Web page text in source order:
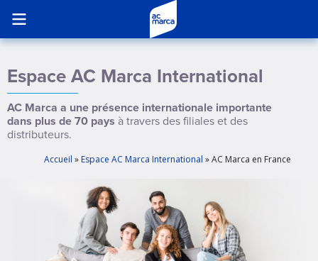
Espace AC Marca International
AC Marca a une présence internationale importante
dans plus de 70 pays à travers des filiales et des
distributeurs.
Accueil » Espace AC Marca International »AC Marca en France